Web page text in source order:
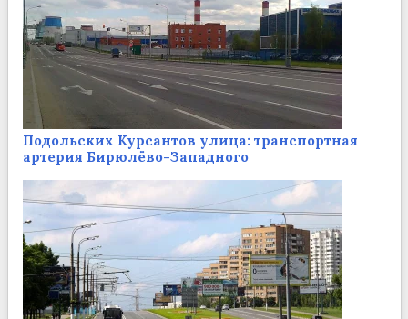
Подольских Курсантов улица: транспортная
артерия Бирюлёво-Западного